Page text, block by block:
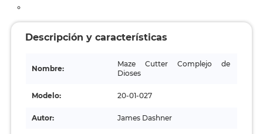
Descripción y características
Nombre:
Maze Cutter Complejo de
Dioses
Modelo: 20-01-027
Autor: James Dashner